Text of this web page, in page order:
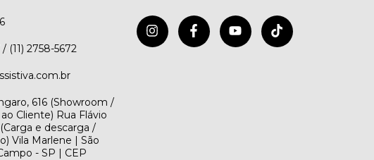
(11) 2758-5672
616 (Showroom /
Cliente) Rua Flávio
e descarga /
Vila Marlene | São
- SP | CEP